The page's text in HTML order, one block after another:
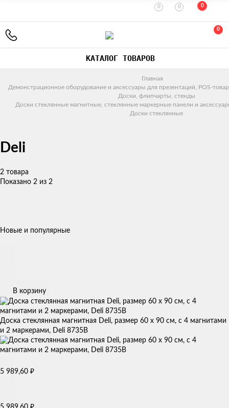
0 0 0
0
КАТАЛОГ ТОВАРОВ
Главная
Демонстрационное оборудование и аксессуары для презентаций, POS-
Доски, флипчарты, стенды
Доски стеклянные магнитные, стеклянные маркерные панели и
Доски стеклянные
Deli
2 товара
Показано 2 из 2
Новые и популярные
В корзину
Доска стеклянная магнитная Deli, размер 60 x 90 см, с 4 магнитами
и 2 маркерами, Deli 8735B
5 989,60 ₽
₽